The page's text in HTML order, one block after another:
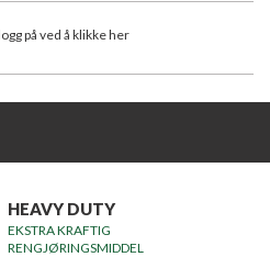
på ved å klikke her
HEAVY DUTY
EKSTRA KRAFTIG
RENGJØRINGSMIDDEL